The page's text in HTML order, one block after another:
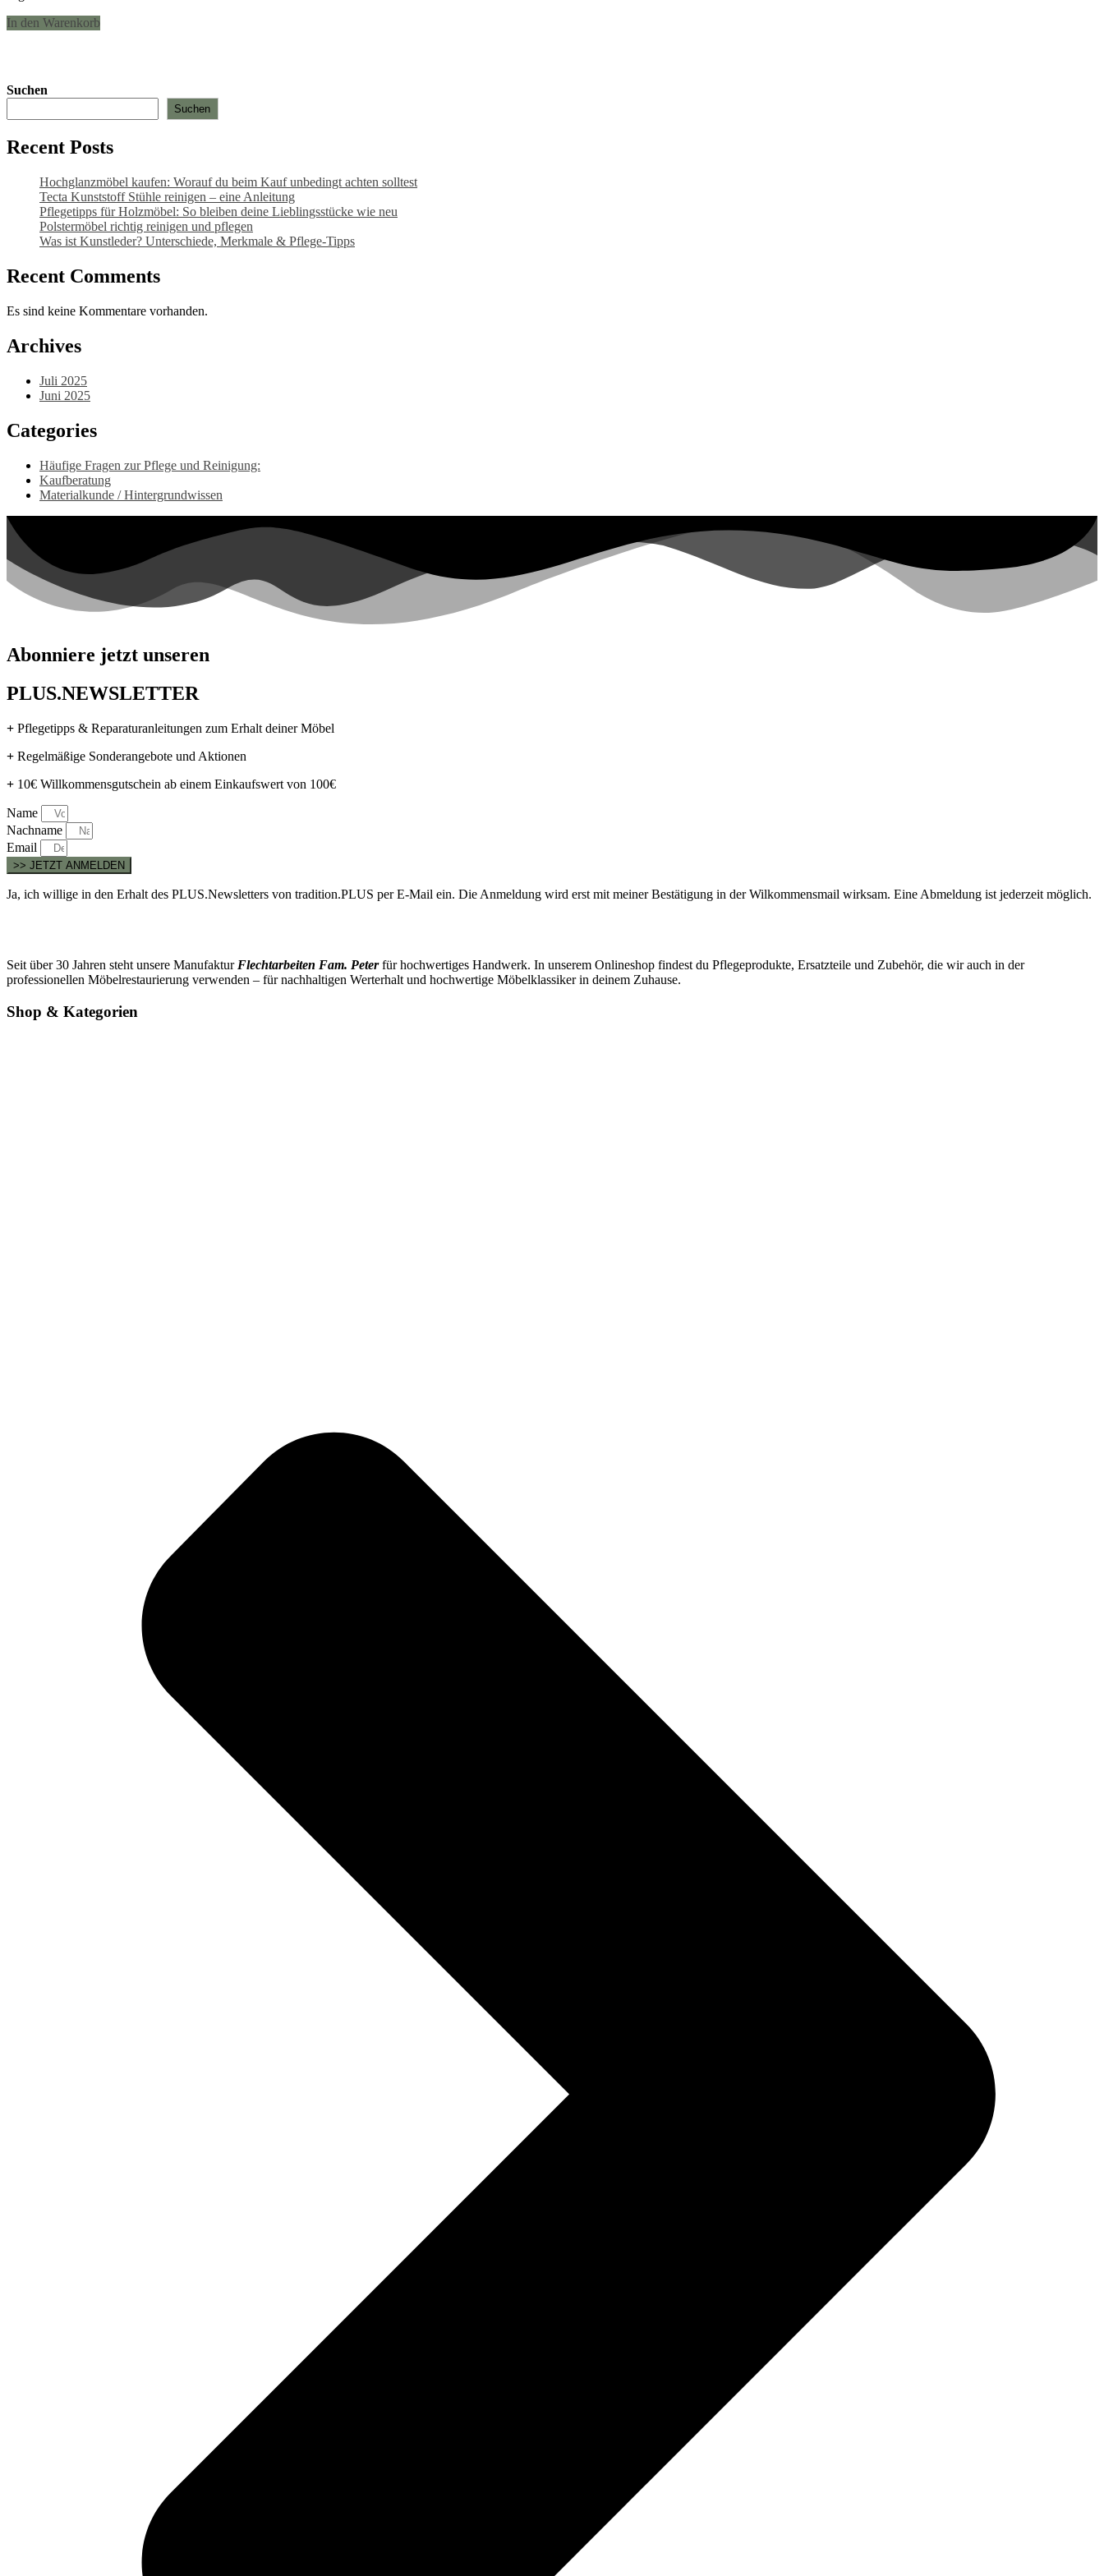
In den Warenkorb
Suchen
Suchen
Recent Posts
Hochglanzmöbel kaufen: Worauf du beim Kauf unbedingt achten solltest
Tecta Kunststoff Stühle reinigen – eine Anleitung
Pflegetipps für Holzmöbel: So bleiben deine Lieblingsstücke wie neu​
Polstermöbel richtig reinigen und pflegen
Was ist Kunstleder? Unterschiede, Merkmale & Pflege-Tipps
Recent Comments
Es sind keine Kommentare vorhanden.
Archives
Juli 2025
Juni 2025
Categories
Häufige Fragen zur Pflege und Reinigung:
Kaufberatung
Materialkunde / Hintergrundwissen
Abonniere jetzt unseren
PLUS.NEWSLETTER
+ Pflegetipps & Reparaturanleitungen zum Erhalt deiner Möbel
+ Regelmäßige Sonderangebote und Aktionen
+ 10€ Willkommensgutschein ab einem Einkaufswert von 100€
Name
Nachname
Email
>> JETZT ANMELDEN
Ja, ich willige in den Erhalt des PLUS.Newsletters von tradition.PLUS per E-Mail ein. Die Anmeldung wird erst mit meiner Bestätigung in der Wilkommensmail wirksam. Eine Abmeldung ist jederzeit möglich.
Seit über 30 Jahren steht unsere Manufaktur Flechtarbeiten Fam. Peterfür hochwertiges Handwerk. In unserem Onlineshop findest du Pflegeprodukte, Ersatzteile und Zubehör, die wir auch in der
professionellen Möbelrestaurierung verwenden – für nachhaltigen Werterhalt und hochwertige Möbelklassiker in deinem Zuhause.
Shop & Kategorien